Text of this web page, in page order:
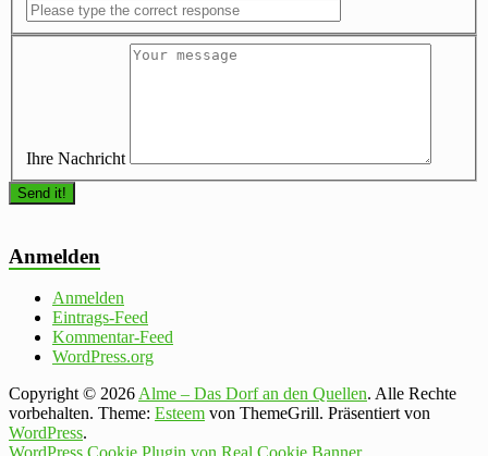
Ihre Nachricht
Anmelden
Anmelden
Eintrags-Feed
Kommentar-Feed
WordPress.org
Copyright © 2026Alme – Das Dorf an den Quellen. Alle Rechte
vorbehalten. Theme: Esteem von ThemeGrill. Präsentiert von
WordPress.